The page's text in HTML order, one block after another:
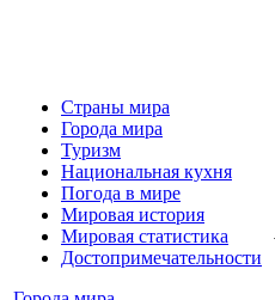
Страны мира
Города мира
Туризм
Национальная кухня
Погода в мире
Мировая история
Мировая статистика
Достопримечательности